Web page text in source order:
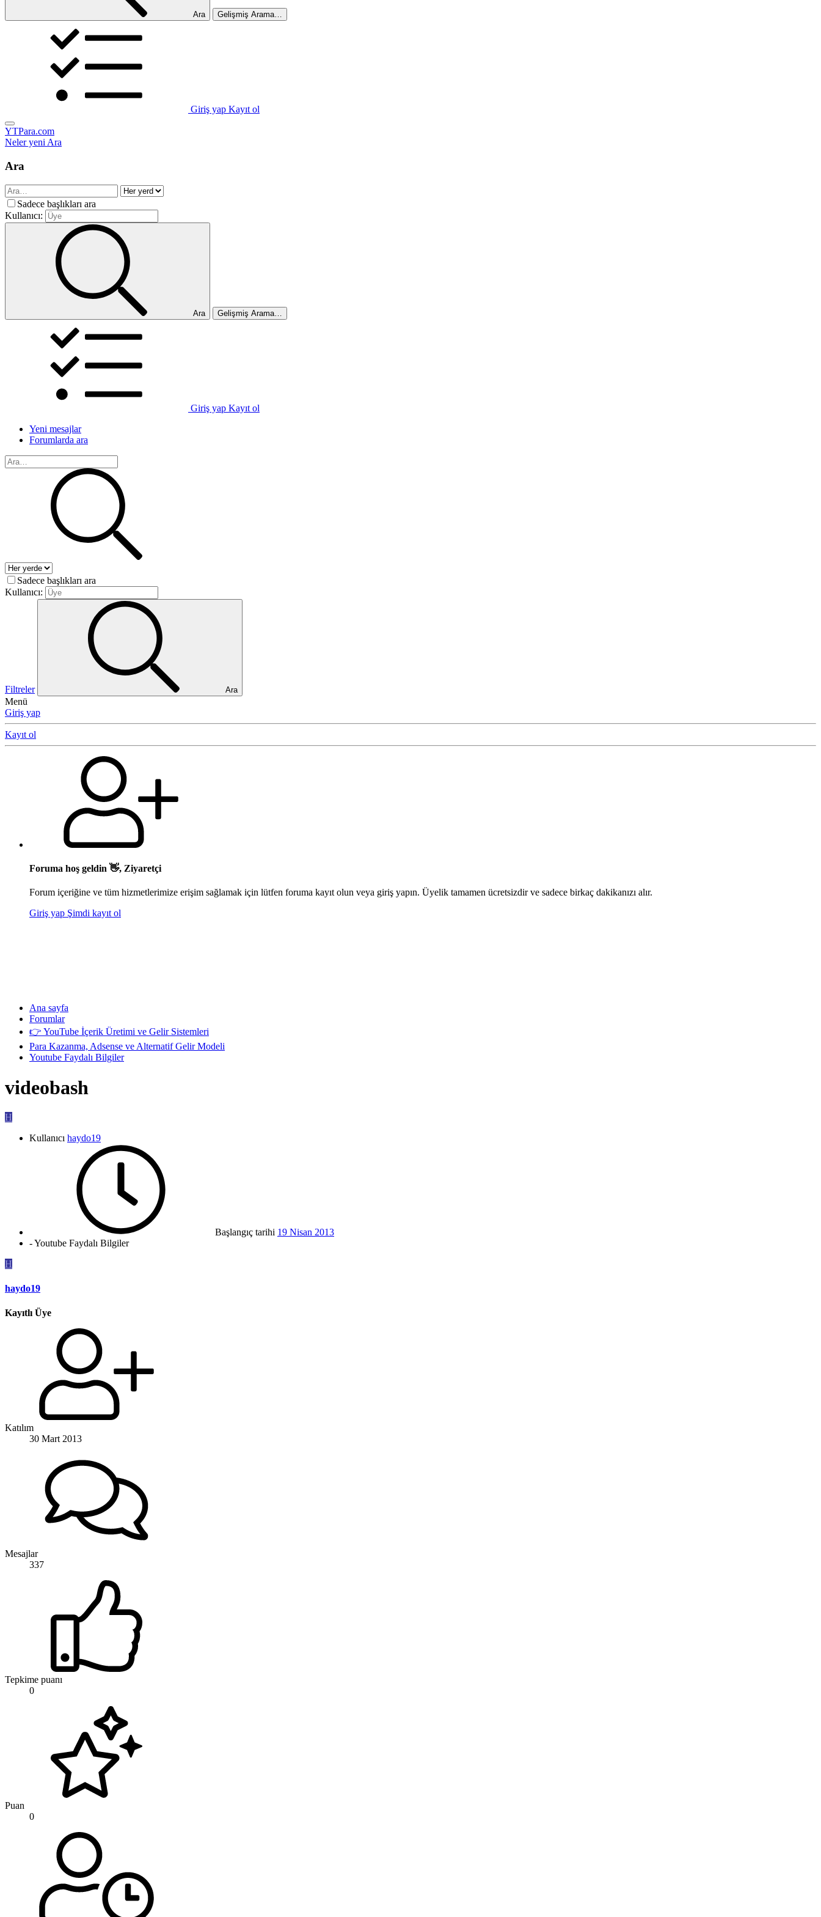
Ara Gelişmiş Arama…
Giriş yap Kayıt ol
YTPara.com
Neler yeniAra
Ara
Sadece başlıkları ara
Kullanıcı:
Ara Gelişmiş Arama…
Giriş yap Kayıt ol
Yeni mesajlar
Forumlarda ara
Sadece başlıkları ara
Kullanıcı:
Filtreler Ara
Menü
Giriş yap
Kayıt ol
Foruma hoş geldin 👋, Ziyaretçi
Forum içeriğine ve tüm hizmetlerimize erişim sağlamak için lütfen foruma kayıt olun veya giriş yapın. Üyelik tamamen ücretsizdir ve sadece birkaç dakikanızı alır.
Giriş yap Şimdi kayıt ol
Ana sayfa
Forumlar
👉 YouTube İçerik Üretimi ve Gelir Sistemleri
Para Kazanma, Adsense ve Alternatif Gelir Modeli
Youtube Faydalı Bilgiler
videobash
H
Kullanıcı haydo19
Başlangıç tarihi 19 Nisan 2013
- Youtube Faydalı Bilgiler
H
haydo19
Kayıtlı Üye
Katılım
30 Mart 2013
Mesajlar
337
Tepkime puanı
0
Puan
0